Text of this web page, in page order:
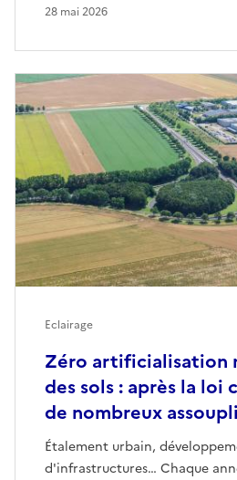
28 mai 2026
Zéro artificialisation
des sols : après la loi
de nombreux
Étalement urbain,
d'infrastructures… Chaque
Eclairage